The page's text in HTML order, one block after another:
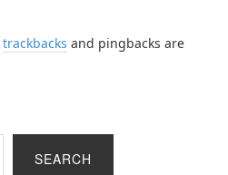
trackbacks and pingbacks are
SEARCH